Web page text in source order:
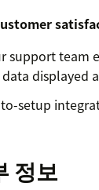
support team
displayed
to-setup
정보